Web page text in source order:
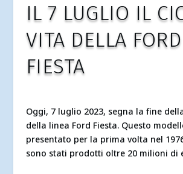
IL 7 LUGLIO IL
VITA DELLA FORD
FIESTA
Oggi, 7 luglio 2023, segna la fine
della linea Ford Fiesta. Questo
presentato per la prima volta nel
sono stati prodotti oltre 20 milioni di